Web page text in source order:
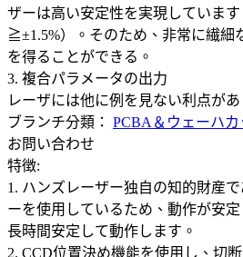
ザーは高い安定性を実現していま
≧±1.5%）。そのため、非常に繊細
を得ることができる。
3. 複合パラメータの出力
レーザには他に例を見ない利点があ
ブランチ分類： PCBA＆ウェーハカ
お問い合わせ
特徴:
1. ハンズレーザー独自の知的財産
ーを使用しているため、動作が安
長時間安定して動作します。
2. CCD位置決め機能を使用し、切